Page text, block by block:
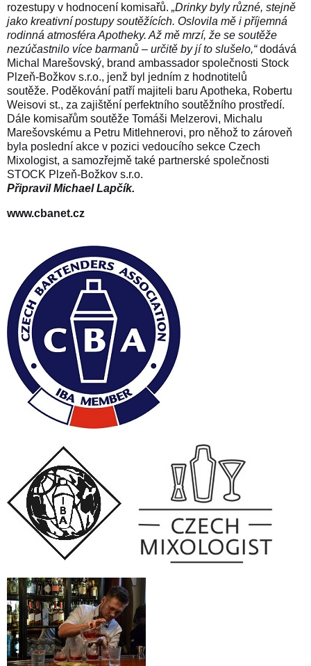
rozestupy v hodnocení komisařů. „Drinky byly různé, stejně
jako kreativní postupy soutěžících. Oslovila mě i příjemná
rodinná atmosféra Apotheky. Až mě mrzí, že se soutěže
nezúčastnilo více barmanů – určitě by jí to slušelo,“dodává
Michal Marešovský, brand ambassador společnosti Stock
Plzeň-Božkov s.r.o., jenž byl jedním z hodnotitelů
soutěže. Poděkování patří majiteli baru Apotheka, Robertu
Weisovi st., za zajištění perfektního soutěžního prostředí.
Dále komisařům soutěže Tomáši Melzerovi, Michalu
Marešovskému a Petru Mitlehnerovi, pro něhož to zároveň
byla poslední akce v pozici vedoucího sekce Czech
Mixologist, a samozřejmě také partnerské společnosti
STOCK Plzeň-Božkov s.r.o.
Připravil Michael Lapčík.
www.cbanet.cz